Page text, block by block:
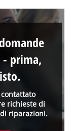
richieste di
riparazioni.
prima,